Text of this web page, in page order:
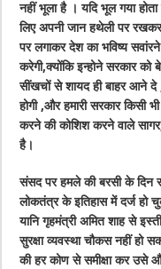
नहीं भूला है । यदि भूल गया
लिए अपनी जान हथेली पर
पर लगाकर देश का भविष्य
करेगी,क्योंकि इन्होने सरकार
सींखचों से शायद ही बाहर आने दे
होगी ,और हमारी सरकार किसी
करने की कोशिश करने वाले
है।
संसद पर हमले की बरसी के दिन
लोकतंत्र के इतिहास में दर्ज
यानि गृहमंत्री अमित शाह से
सुरक्षा व्यवस्था चौकस नहीं हो
की हर कोण से समीक्षा कर उसे